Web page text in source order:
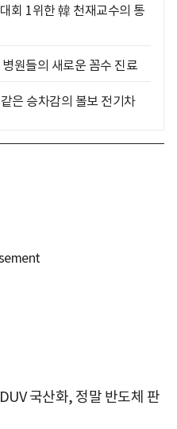
회 1위한 韓 천재교수의 통
원들의 새로운 꼼수 진료
은 승차감의 볼보 전기차
국산화, 정말 반도체 판